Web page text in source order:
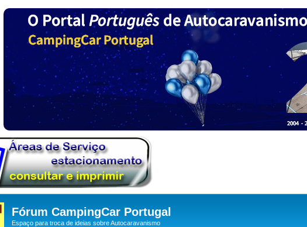
Fórum CampingCar Portugal
Espaço para troca de ideias sobre Autocaravanismo